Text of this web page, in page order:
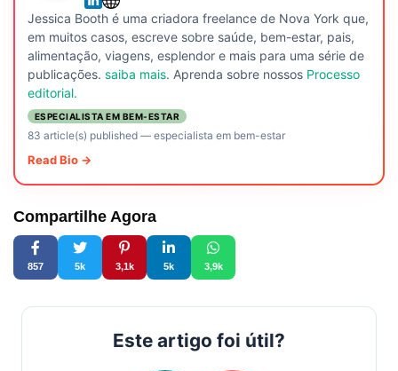
Jessica Booth é uma criadora freelance de Nova York que,
em muitos casos, escreve sobre saúde, bem-estar, pais,
alimentação, viagens, esplendor e mais para uma série de
publicações. saiba mais. Aprenda sobre nossos Processo
editorial.
ESPECIALISTA EM BEM-ESTAR
83 article(s) published— especialista em bem-estar
Read Bio →
Compartilhe Agora
857 5k 3,1k 5k 3,9k
Este artigo foi útil?